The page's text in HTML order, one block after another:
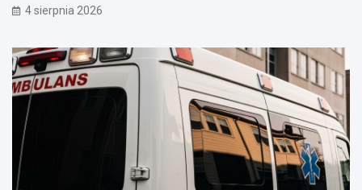
4 sierpnia 2026